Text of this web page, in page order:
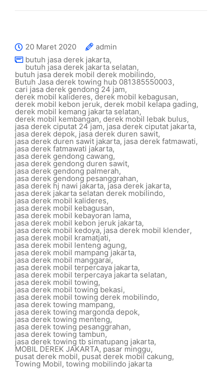
20 Maret 2020
admin
butuh jasa derek jakarta,
butuh jasa derek jakarta selatan,
butuh jasa derek mobil derek mobilindo,
Butuh Jasa derek towing hub 081385550003,
cari jasa derek gendong 24 jam,
derek mobil kalideres, derek mobil kebagusan,
derek mobil kebon jeruk, derek mobil kelapa gading,
derek mobil kemang jakarta selatan,
derek mobil kembangan, derek mobil lebak bulus,
jasa derek ciputat 24 jam, jasa derek ciputat jakarta,
jasa derek depok, jasa derek duren sawit,
jasa derek duren sawit jakarta, jasa derek fatmawati,
jasa derek fatmawati jakarta,
jasa derek gendong cawang,
jasa derek gendong duren sawit,
jasa derek gendong palmerah,
jasa derek gendong pesanggrahan,
jasa derek hj nawi jakarta, jasa derek jakarta,
jasa derek jakarta selatan derek mobilindo,
jasa derek mobil kalideres,
jasa derek mobil kebagusan,
jasa derek mobil kebayoran lama,
jasa derek mobil kebon jeruk jakarta,
jasa derek mobil kedoya, jasa derek mobil klender,
jasa derek mobil kramatjati,
jasa derek mobil lenteng agung,
jasa derek mobil mampang jakarta,
jasa derek mobil manggarai,
jasa derek mobil terpercaya jakarta,
jasa derek mobil terpercaya jakarta selatan,
jasa derek mobil towing,
jasa derek mobil towing bekasi,
jasa derek mobil towing derek mobilindo,
jasa derek towing mampang,
jasa derek towing margonda depok,
jasa derek towing menteng,
jasa derek towing pesanggrahan,
jasa derek towing tambun,
jasa derek towing tb simatupang jakarta,
MOBIL DEREK JAKARTA, pasar minggu,
pusat derek mobil, pusat derek mobil cakung,
Towing Mobil, towing mobilindo jakarta